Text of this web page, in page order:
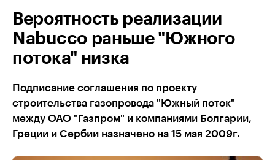
Вероятность реализации
Nabucco раньше "Южного
потока" низка
Подписание соглашения по проекту
строительства газопровода "Южный поток"
между ОАО "Газпром" и компаниями Болгарии,
Греции и Сербии назначено на 15 мая 2009г.